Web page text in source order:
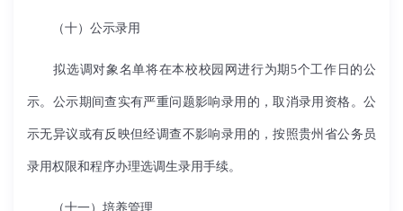
（十）公示录用
拟选调对象名单将在本校校园网进行为期5个工作日的公
示。公示期间查实有严重问题影响录用的，取消录用资格。公
示无异议或有反映但经调查不影响录用的，按照贵州省公务员
录用权限和程序办理选调生录用手续。
（十一）培养管理